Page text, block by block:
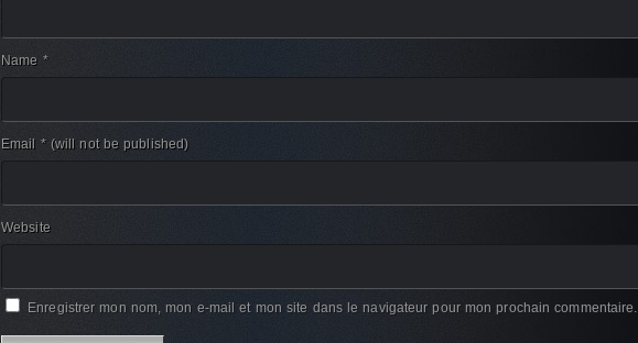
Name *
Email * (will not be published)
Website
Enregistrer mon nom, mon e-mail et mon site dans le navigateur pour mon prochain commentaire.